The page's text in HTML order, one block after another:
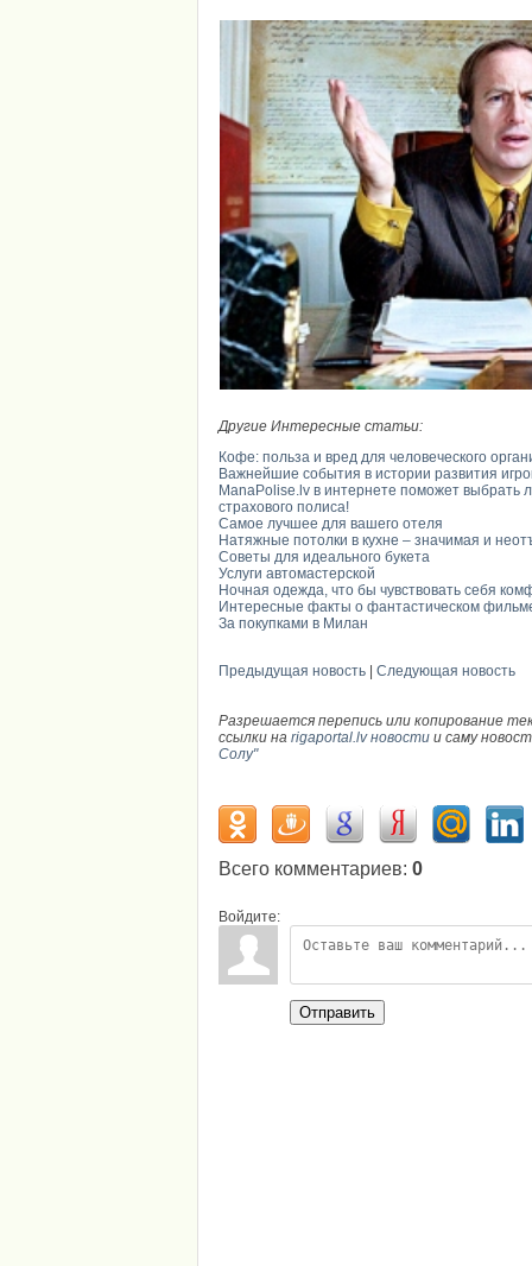
Другие Интересные статьи:
Кофе: польза и вред для человеческого
Важнейшие события в истории развития
ManaPolise.lv в интернете поможет выбрать
страхового полиса!
Самое лучшее для вашего отеля
Натяжные потолки в кухне – значимая и
Советы для идеального букета
Услуги автомастерской
Ночная одежда, что бы чувствовать себя
Интересные факты о фантастическом
За покупками в Милан
Предыдущая новость Следующая новость
Разрешается перепись или копирование
ссылки на rigaportal.lv новости и саму
Солу"
Всего комментариев: 0
Войдите:
Отправить